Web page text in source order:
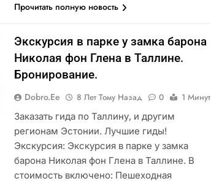
Прочитать полную новость
Экскурсия в парке у замка барона
Николая фон Глена в Таллине.
Бронирование.
Dobro.ee 8 Лет Тому Назад 0
1 Минут
Заказать гида по Таллину, и другим
регионам Эстонии. Лучшие гиды!
Экскурсия: Экскурсия в парке у замка
барона Николая фон Глена в Таллине. В
стоимость включено: Пешеходная